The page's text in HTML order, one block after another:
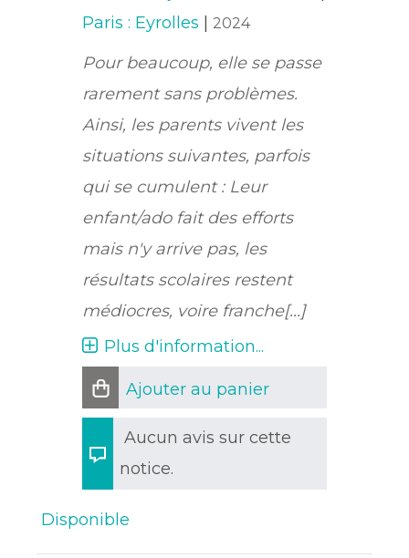
Paris : Eyrolles
2024
Pour beaucoup, elle se passe
rarement sans problèmes.
Ainsi, les parents vivent les
situations suivantes, parfois
qui se cumulent : Leur
enfant/ado fait des efforts
mais n'y arrive pas, les
résultats scolaires restent
médiocres, voire franche[...]
Plus d'information...
Ajouter au panier
Aucun avis sur cette
notice.
Disponible